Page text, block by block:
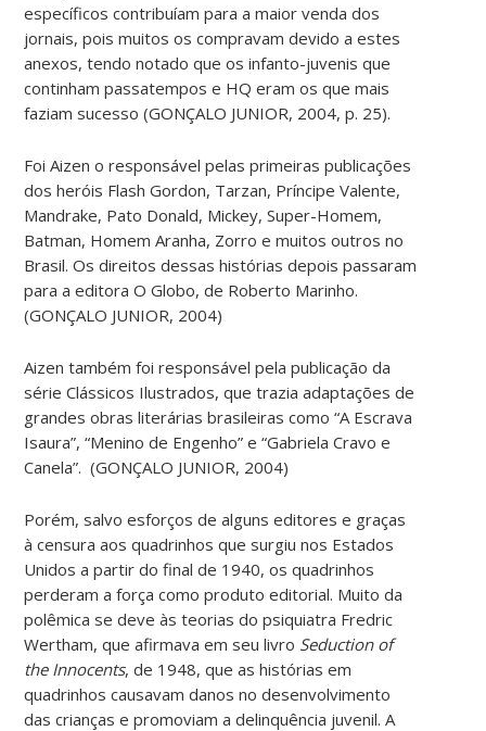
específicos contribuíam para a maior venda dos
jornais, pois muitos os compravam devido a estes
anexos, tendo notado que os infanto-juvenis que
continham passatempos e HQ eram os que mais
faziam sucesso (GONÇALO JUNIOR, 2004, p. 25).
Foi Aizen o responsável pelas primeiras publicações
dos heróis Flash Gordon, Tarzan, Príncipe Valente,
Mandrake, Pato Donald, Mickey, Super-Homem,
Batman, Homem Aranha, Zorro e muitos outros no
Brasil. Os direitos dessas histórias depois passaram
para a editora O Globo, de Roberto Marinho.
(GONÇALO JUNIOR, 2004)
Aizen também foi responsável pela publicação da
série Clássicos Ilustrados, que trazia adaptações de
grandes obras literárias brasileiras como “A Escrava
Isaura”, “Menino de Engenho” e “Gabriela Cravo e
Canela”. (GONÇALO JUNIOR, 2004)
Porém, salvo esforços de alguns editores e graças
à censura aos quadrinhos que surgiu nos Estados
Unidos a partir do final de 1940, os quadrinhos
perderam a força como produto editorial. Muito da
polêmica se deve às teorias do psiquiatra Fredric
Wertham, que afirmava em seu livro Seduction of
the Innocents, de 1948, que as histórias em
quadrinhos causavam danos no desenvolvimento
das crianças e promoviam a delinquência juvenil. A